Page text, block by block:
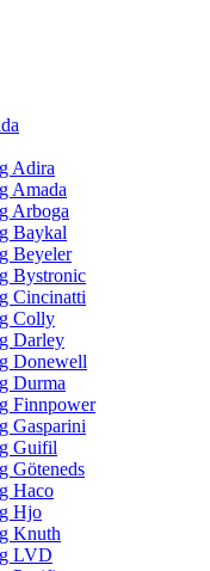
Adira
Amada
Arboga
Baykal
Beyeler
Bystronic
Cincinatti
Colly
Darley
Donewell
Durma
Finnpower
Gasparini
Guifil
Göteneds
Haco
Hjo
Knuth
LVD